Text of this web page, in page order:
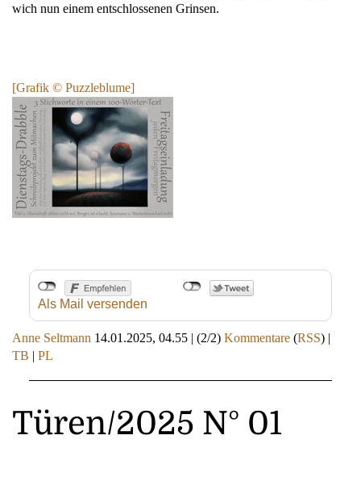
wich nun einem entschlossenen Grinsen.
[Grafik © Puzzleblume]
Als Mail versenden
Anne Seltmann 14.01.2025, 04.55 | (2/2) Kommentare (RSS) |
TB | PL
Türen/2025 N° 01